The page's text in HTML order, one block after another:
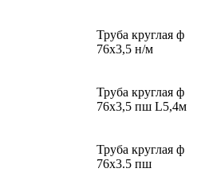
Труба круглая ф
76х3,5 н/м
Труба круглая ф
76х3,5 пш L5,4м
Труба круглая ф
76х3.5 пш